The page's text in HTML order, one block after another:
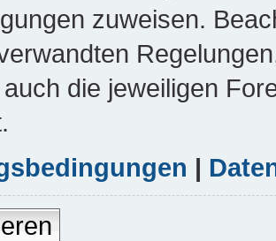
zuweisen.
die jeweiligen
|